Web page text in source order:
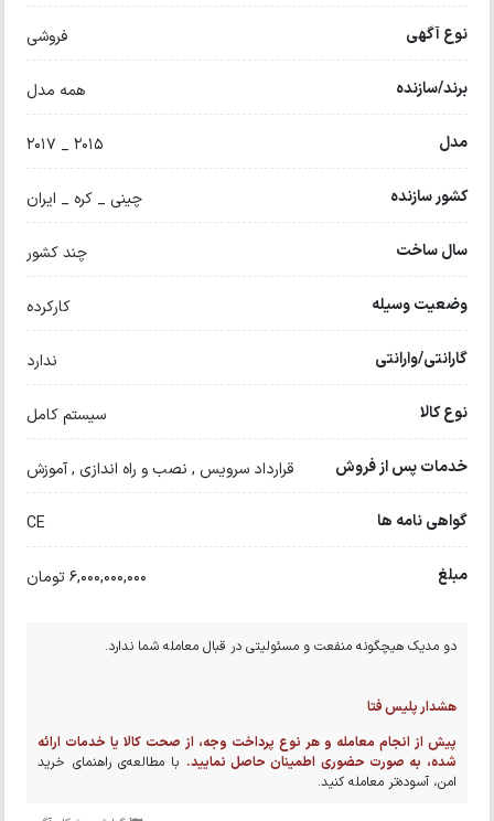
نوع آگهی فروشی
برند/سازنده همه مدل
مدل ۲۰۱۵ _ ۲۰۱۷
کشور سازنده چینی _ کره _ ایران
سال ساخت چند کشور
وضعیت وسیله کارکرده
گارانتی/وارانتی ندارد
نوع کالا سیستم کامل
خدمات پس از فروش قرارداد سرویس , نصب و راه اندازی , آموزش
گواهی نامه ها CE
مبلغ 6,000,000,000 تومان
دو مدیک هیچگونه منفعت و مسئولیتی در قبال معامله شما ندارد.
هشدار پلیس فتا
پیش از انجام معامله و هر نوع پرداخت وجه، از صحت کالا یا خدمات ارائه
شده، به صورت حضوری اطمینان حاصل نمایید. با مطالعه‌ی راهنمای خرید
امن، آسوده‌تر معامله کنید.